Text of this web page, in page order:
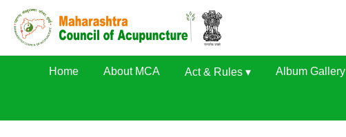
Home About MCA Act & Rules ▾ Album Gallery